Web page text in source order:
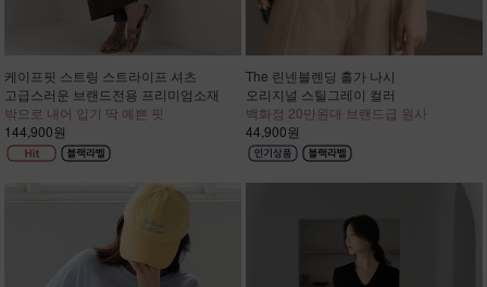
케이프핏 스트링 스트라이프 셔츠
고급스러운 브랜드전용 프리미엄소재
밖으로 내어 입기 딱 예쁜 핏
144,900원
The 린넨블렌딩 홀가 나시
오리지널 스틸그레이 컬러
백화점 20만원대 브랜드급 원사
44,900원